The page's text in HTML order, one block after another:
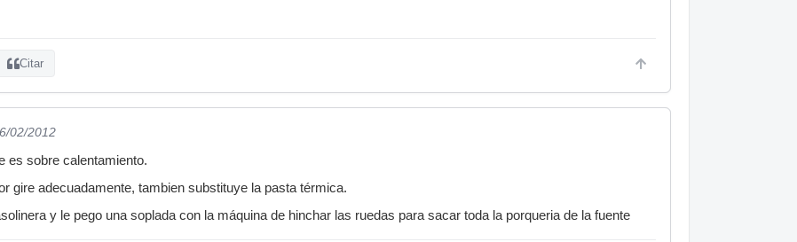
Citar
02/2012
es sobre calentamiento.
gire adecuadamente, tambien substituye la pasta térmica.
y le pego una soplada con la máquina de hinchar las ruedas para sacar toda la porqueria de la fuente